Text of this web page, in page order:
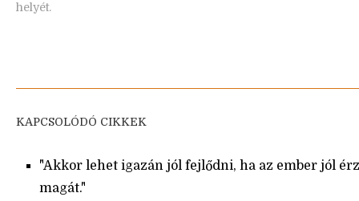
helyét.
KAPCSOLÓDÓ CIKKEK
"Akkor lehet igazán jól fejlődni, ha az ember jól
magát."